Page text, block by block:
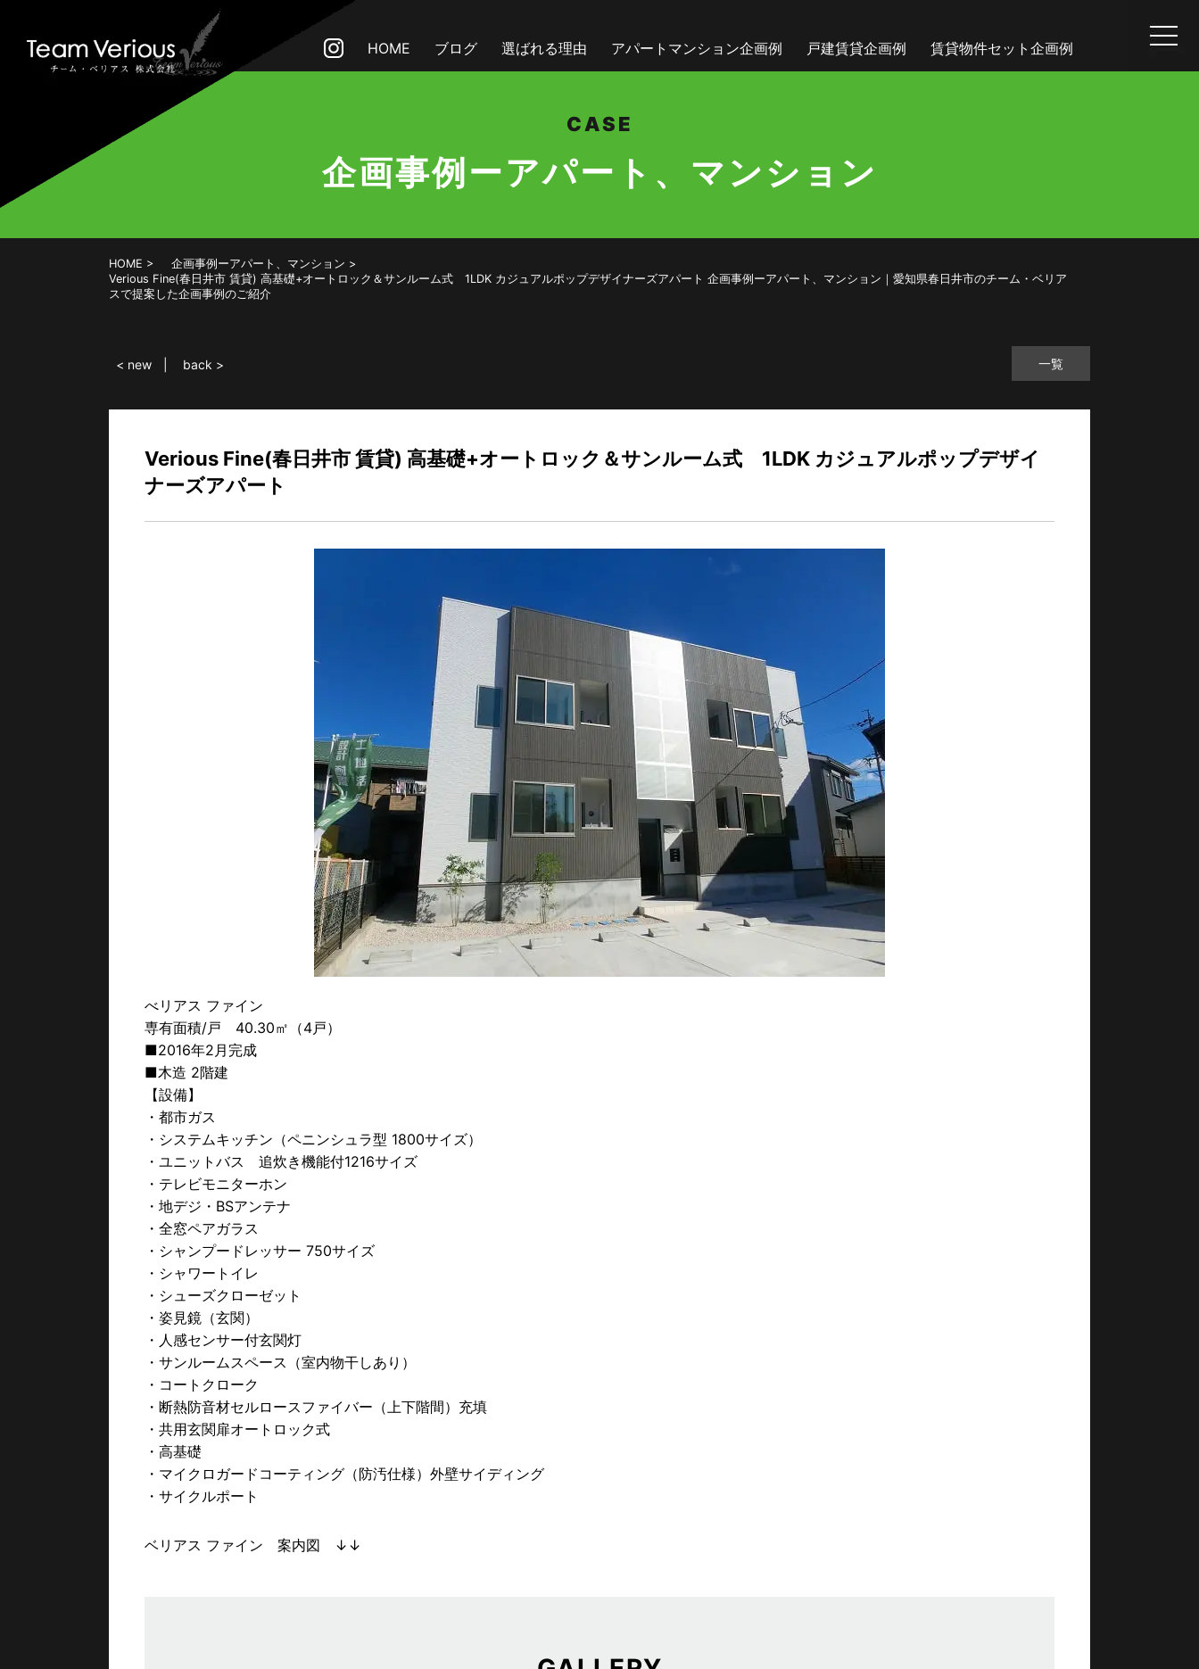
CASE
企画事例ーアパート、マンション
HOME ブログ 選ばれる理由 アパートマンション企画例 戸建賃貸企画例 賃貸物件セット企画例
HOME
企画事例ーアパート、マンション
Verious Fine(春日井市 賃貸) 高基礎+オートロック＆サンルーム式 1LDK カジュアルポップデザイナーズアパート 企画事例ーアパート、マンション｜愛知県春日井市のチーム・ベリア
スで提案した企画事例のご紹介
一覧
< new back >
Verious Fine(春日井市 賃貸) 高基礎+オートロック＆サンルーム式 1LDK カジュアルポップデザイ
ナーズアパート
べリアス ファイン
専有面積/戸 40.30㎡（4戸）
■2016年2月完成
■木造 2階建
【設備】
・都市ガス
・システムキッチン（ペニンシュラ型 1800サイズ）
・ユニットバス 追炊き機能付1216サイズ
・テレビモニターホン
・地デジ・BSアンテナ
・全窓ペアガラス
・シャンプードレッサー 750サイズ
・シャワートイレ
・シューズクローゼット
・姿見鏡（玄関）
・人感センサー付玄関灯
・サンルームスペース（室内物干しあり）
・コートクローク
・断熱防音材セルロースファイバー（上下階間）充填
・共用玄関扉オートロック式
・高基礎
・マイクロガードコーティング（防汚仕様）外壁サイディング
・サイクルポート
ベリアス ファイン 案内図 ↓↓